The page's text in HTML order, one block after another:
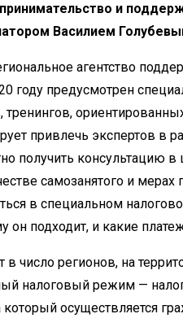
и
Василием
агентство
году предусмотрен
привлечь экспертов в
получить консультацию в
самозанятого и мерах
в специальном
подходит, и какие
число регионов, на
налоговый режим —
осуществляется